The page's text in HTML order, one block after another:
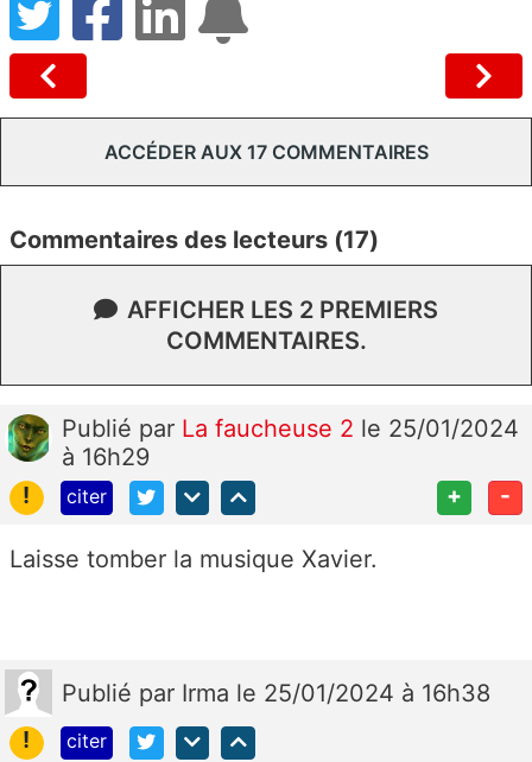
ACCÉDER AUX 17 COMMENTAIRES
Commentaires des lecteurs (17)
AFFICHER LES 2 PREMIERS
COMMENTAIRES.
Publié par La faucheuse 2 le 25/01/2024
à 16h29
!
citer + -
Laisse tomber la musique Xavier.
Publié par Irma le 25/01/2024 à 16h38
!
citer